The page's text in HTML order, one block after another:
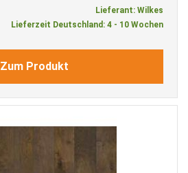
Lieferant: Wilkes
Lieferzeit Deutschland: 4 - 10 Wochen
Zum Produkt